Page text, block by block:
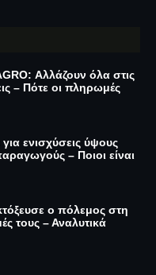
Αλλάζουν όλα στις
– Πότε οι πληρωμές
ενισχύσεις ύψους
– Ποιοι είναι
ο πόλεμος στη
τους – Αναλυτικά